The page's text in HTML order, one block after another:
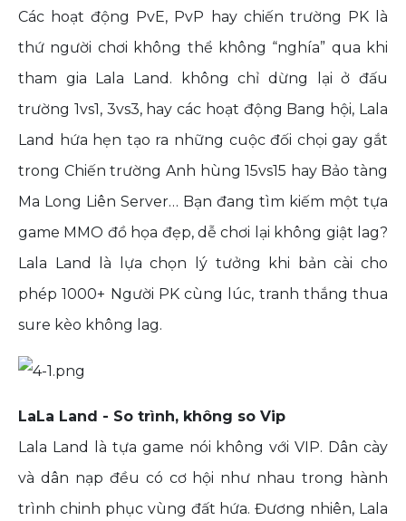
Các hoạt động PvE, PvP hay chiến trường PK là
thứ người chơi không thể không “nghía” qua khi
tham gia Lala Land. không chỉ dừng lại ở đấu
trường 1vs1, 3vs3, hay các hoạt động Bang hội, Lala
Land hứa hẹn tạo ra những cuộc đối chọi gay gắt
trong Chiến trường Anh hùng 15vs15 hay Bảo tàng
Ma Long Liên Server… Bạn đang tìm kiếm một tựa
game MMO đồ họa đẹp, dễ chơi lại không giật lag?
Lala Land là lựa chọn lý tưởng khi bản cài cho
phép 1000+ Người PK cùng lúc, tranh thắng thua
sure kèo không lag.
LaLa Land - So trình, không so Vip
Lala Land là tựa game nói không với VIP. Dân cày
và dân nạp đều có cơ hội như nhau trong hành
trình chinh phục vùng đất hứa. Đương nhiên, Lala